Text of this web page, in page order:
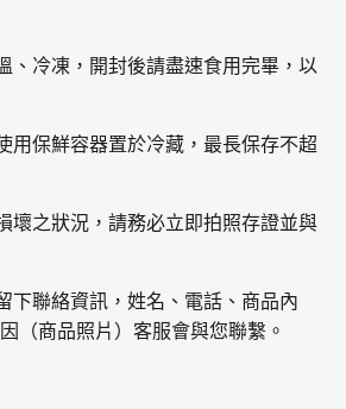
、冷凍，開封後請盡速食用完畢，以
用保鮮容器置於冷藏，最長保存不超
壞之狀況，請務必立即拍照存證並與
下聯絡資訊，姓名、電話、商品內
（商品照片）客服會與您聯繫。